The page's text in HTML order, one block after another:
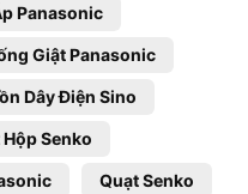
Panasonic
Giật Panasonic
Dây Điện Sino
Senko
Quạt Senko